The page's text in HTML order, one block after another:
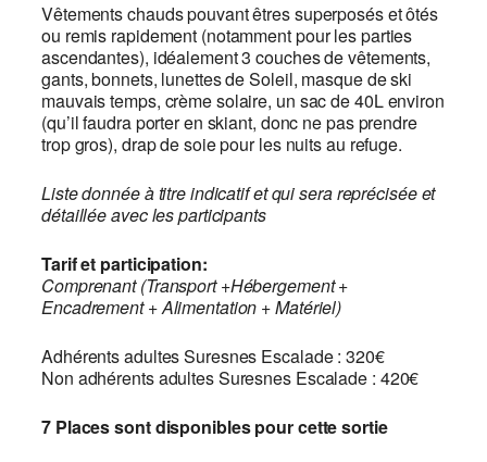
Vêtements chauds pouvant êtres superposés et ôtés
ou remis rapidement (notamment pour les parties
ascendantes), idéalement 3 couches de vêtements,
gants, bonnets, lunettes de Soleil, masque de ski
mauvais temps, crème solaire, un sac de 40L environ
(qu’il faudra porter en skiant, donc ne pas prendre
trop gros), drap de soie pour les nuits au refuge.
Liste donnée à titre indicatif et qui sera reprécisée et
détaillée avec les participants
Tarif et participation:
Comprenant (Transport +Hébergement +
Encadrement + Alimentation + Matériel)
Adhérents adultes Suresnes Escalade : 320€
Non adhérents adultes Suresnes Escalade : 420€
7 Places sont disponibles pour cette sortie